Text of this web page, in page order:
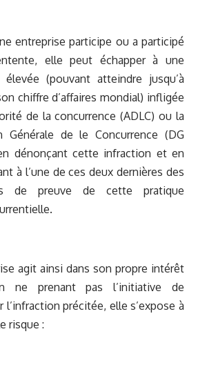
entreprise participe ou a participé
elle peut échapper à une
élevée (pouvant atteindre jusqu’à
chiffre d’affaires mondial) infligée
de la concurrence (ADLC) ou la
Générale de le Concurrence (DG
dénonçant cette infraction et en
à l’une de ces deux dernières des
de preuve de cette pratique
agit ainsi dans son propre intérêt
ne prenant pas l’initiative de
l’infraction précitée, elle s’expose à
risque :